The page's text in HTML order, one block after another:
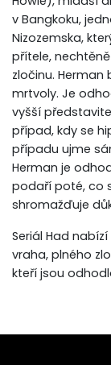
v Bangkoku,
Nizozemska,
přítele,
zločinu. Herman
mrtvoly. Je
vyšší
případ, kdy se
případu ujme
Herman je
podaří poté, co
shromažďuje
Seriál Had
vraha, plného
kteří jsou